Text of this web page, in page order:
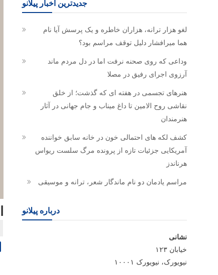
جدیدترین اخبار پیلانو
لغو هزار ترانه، هزاران خاطره و یک پرسش آیا نام
هما میرافشار دلیل توقف مراسم بود؟
وداعی که روی صحنه نرفت اما در دل مردم ماند
آرزوی اجرای رفیق در مصلا
هنرهای تجسمی در هفته ای که گذشت؛ از خلق
نقاشی روح الامین تا داغ میناب و جام جهانی در آثار
هنرمندان
کشف لکه های احتمالی خون در خانه سابق خواننده
آمریکایی جزئیات تازه از پرونده مرگ سلست ریواس
هرناندز
مراسم یادمان دو نام ماندگار شعر، ترانه و موسیقی
درباره پیلانو
نشانی
خیابان ۱۲۳
نیویورک، نیویورک ۱۰۰۰۱